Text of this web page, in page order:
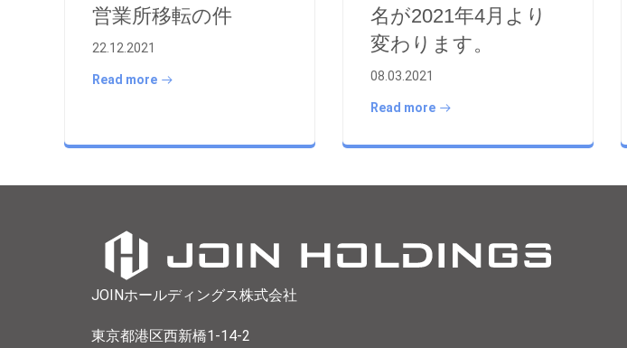
営業所移転の件
22.12.2021
Read more
名が2021年4月より
変わります。
08.03.2021
Read more
JOINホールディングス株式会社
東京都港区西新橋1-14-2